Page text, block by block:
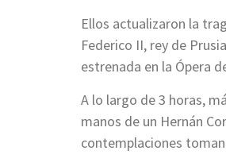
Ellos actualizaron la
Federico II, rey de
estrenada en la Ópera
A lo largo de 3 horas,
manos de un Hernán
contemplaciones